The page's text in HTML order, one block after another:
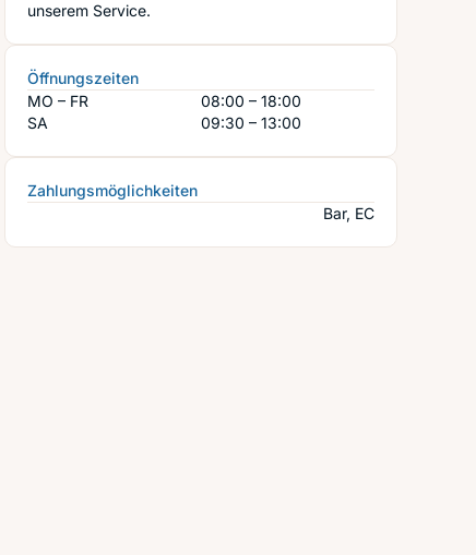
unserem Service.
Öffnungszeiten
MO – FR
08:00 – 18:00
SA
09:30 – 13:00
Zahlungsmöglichkeiten
Bar, EC